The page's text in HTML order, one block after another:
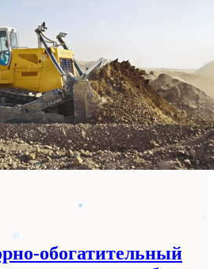
обогатительный